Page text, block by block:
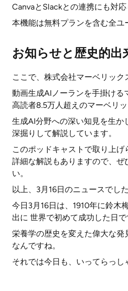
CanvaとSlackとの連携にも対応
本機能は無料プランを含む全ユ
お知らせと歴史的出
ここで、株式会社マーベリック
動画生成AIノーランを手掛ける
高読者8.5万人超えのマーベリッ
生成AI分野への深い知見を生か
深掘りして解説しています。
このポッドキャストで取り上
詳細な解説もありますので、ぜ
い。
以上、3月16日のニュースでした
今日3月16日は、1910年に鈴木
出に 世界で初めて成功した日で
栄養学の歴史を変えた偉大な発
なんですね。
それでは今日も、いってらっし